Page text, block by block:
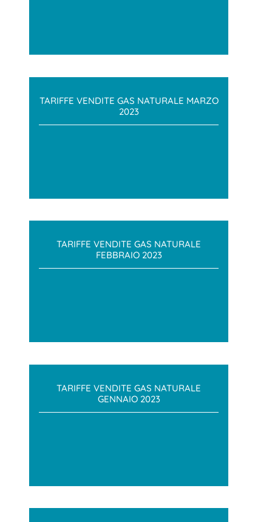
TARIFFE VENDITE GAS NATURALE MARZO
2023
TARIFFE VENDITE GAS NATURALE
FEBBRAIO 2023
TARIFFE VENDITE GAS NATURALE
GENNAIO 2023